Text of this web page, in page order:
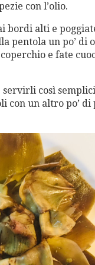
con l’olio.
bordi alti e
pentola un po’ di
e fate
servirli così
con un altro po’ di